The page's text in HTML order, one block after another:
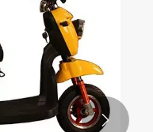
